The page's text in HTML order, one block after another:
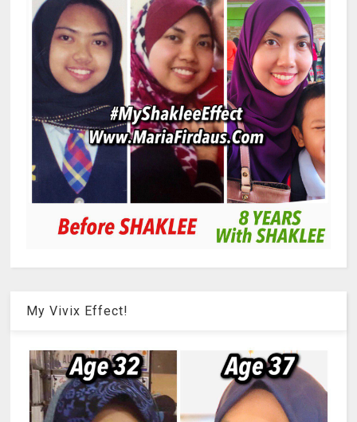
My Vivix Effect!